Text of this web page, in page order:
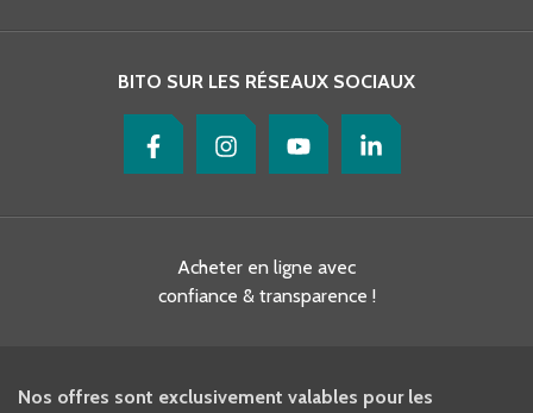
BITO SUR LES RÉSEAUX SOCIAUX
Acheter en ligne avec
confiance & transparence !
Nos offres sont exclusivement valables pour les